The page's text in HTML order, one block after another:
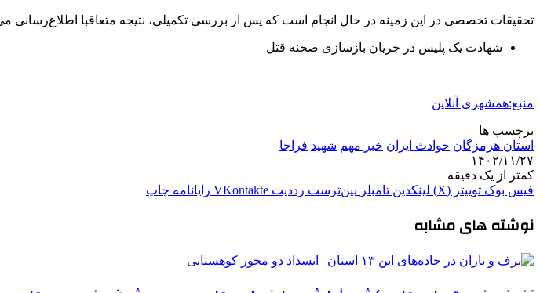
تحقیقات تخصصی در این زمینه در حال انجام است که پس از بررسی تکمیلی، نتیجه متعاقبا اطلاع‌رسانی
شهادت یک پلیس در جریان بازسازی صحنه قتل
منبع:همشهری آنلاین
برچسب ها
استان هرمزگان حوادث ایران خبر مهم شهید فراجا
۱۴۰۲/۱۱/۲۷
کمتر از یک دقیقه
فیس بوک توییتر (X) لینکدین ‫تامبلر ‫پین‌ترست ‫رددیت ‫VKontakte رایانامه چاپ
نوشته های مشابه